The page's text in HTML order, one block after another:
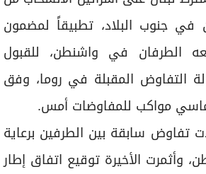
في جنوب البلاد، تطبيقاً لمضمون
الطرفان في واشنطن، للقبول
التفاوض المقبلة في روما، وفق
مواكب للمفاوضات أمس.
سابقة بين الطرفين برعاية
وأثمرت الأخيرة توقيع اتفاق إطار